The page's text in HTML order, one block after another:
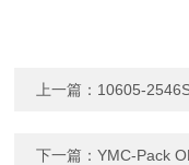
上一篇： 10605-
下一篇：YMC-Pack